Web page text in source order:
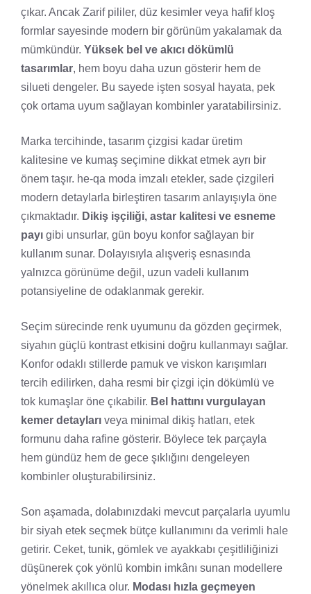
çıkar. Ancak Zarif pililer, düz kesimler veya hafif kloş
formlar sayesinde modern bir görünüm yakalamak da
mümkündür. Yüksek bel ve akıcı dökümlü
tasarımlar, hem boyu daha uzun gösterir hem de
silueti dengeler. Bu sayede işten sosyal hayata, pek
çok ortama uyum sağlayan kombinler yaratabilirsiniz.
Marka tercihinde, tasarım çizgisi kadar üretim
kalitesine ve kumaş seçimine dikkat etmek ayrı bir
önem taşır. he-qa moda imzalı etekler, sade çizgileri
modern detaylarla birleştiren tasarım anlayışıyla öne
çıkmaktadır. Dikiş işçiliği, astar kalitesi ve esneme
payı gibi unsurlar, gün boyu konfor sağlayan bir
kullanım sunar. Dolayısıyla alışveriş esnasında
yalnızca görünüme değil, uzun vadeli kullanım
potansiyeline de odaklanmak gerekir.
Seçim sürecinde renk uyumunu da gözden geçirmek,
siyahın güçlü kontrast etkisini doğru kullanmayı sağlar.
Konfor odaklı stillerde pamuk ve viskon karışımları
tercih edilirken, daha resmi bir çizgi için dökümlü ve
tok kumaşlar öne çıkabilir. Bel hattını vurgulayan
kemer detayları veya minimal dikiş hatları, etek
formunu daha rafine gösterir. Böylece tek parçayla
hem gündüz hem de gece şıklığını dengeleyen
kombinler oluşturabilirsiniz.
Son aşamada, dolabınızdaki mevcut parçalarla uyumlu
bir siyah etek seçmek bütçe kullanımını da verimli hale
getirir. Ceket, tunik, gömlek ve ayakkabı çeşitliliğinizi
düşünerek çok yönlü kombin imkânı sunan modellere
yönelmek akıllıca olur. Modası hızla geçmeyen